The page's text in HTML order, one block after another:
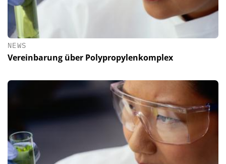
NEWS
Vereinbarung über Polypropylenkomplex